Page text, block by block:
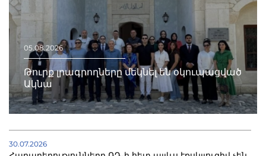
05.08.2026
Թուրք լրագրողները մեկնել են օկուպացված
Ակնա
30.07.2026